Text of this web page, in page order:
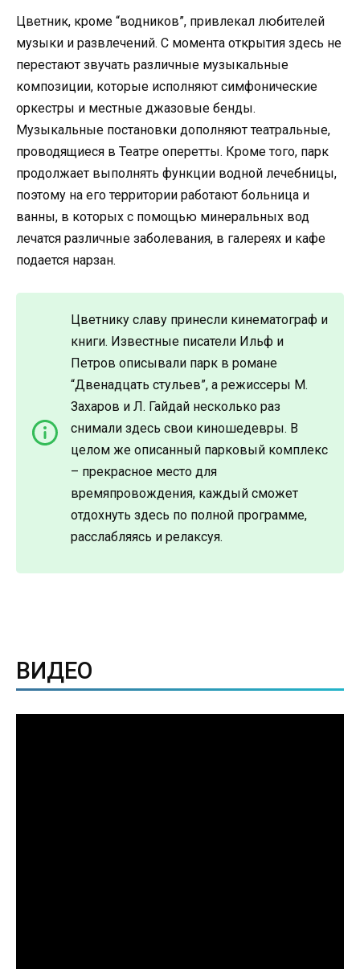
Цветник, кроме “водников”, привлекал любителей
музыки и развлечений. С момента открытия здесь не
перестают звучать различные музыкальные
композиции, которые исполняют симфонические
оркестры и местные джазовые бенды.
Музыкальные постановки дополняют театральные,
проводящиеся в Театре оперетты. Кроме того, парк
продолжает выполнять функции водной лечебницы,
поэтому на его территории работают больница и
ванны, в которых с помощью минеральных вод
лечатся различные заболевания, в галереях и кафе
подается нарзан.
Цветнику славу принесли кинематограф и
книги. Известные писатели Ильф и
Петров описывали парк в романе
“Двенадцать стульев”, а режиссеры М.
Захаров и Л. Гайдай несколько раз
снимали здесь свои киношедевры. В
целом же описанный парковый комплекс
– прекрасное место для
времяпровождения, каждый сможет
отдохнуть здесь по полной программе,
расслабляясь и релаксуя.
ВИДЕО